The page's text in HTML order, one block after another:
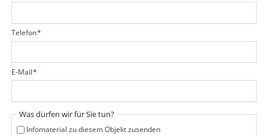
P
f
i
c
t
Telefon*
P
f
i
c
E-Mail*
Was dürfen wir für Sie tun?
Infomaterial zu diesem Objekt zusenden